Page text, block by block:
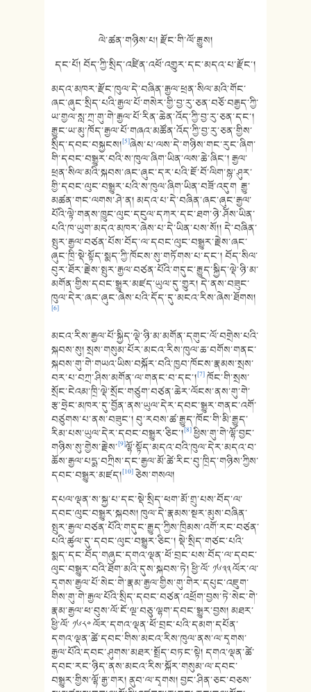
ལེ་ཚན་གཉིས་པ། རྫོང་གི་ལོ་རྒྱུས།
དང་པོ། བོད་ཀྱི་སྲིད་འཛིན་འཕོ་འགྱུར་དང་མདའ་པ་རྫོང་།
མདའ་མཁར་རྫོང་ཁུལ་དེ་བཞིན་རྒྱལ་ཕྲན་སིལ་མའི་གོང་
ཞང་ཞུང་སྲིད་པའི་རྒྱལ་པོ་གསེར་གྱི་བྱ་རུ་ཅན་བཅོ་བརྒྱད་ཀྱི་
ཡ་གྱལ་སླ་ཀྲ་གུ་གེ་རྒྱལ་པོ་རིན་ཆེན་འོད་ཀྱི་བྱ་རུ་ཅན་དང་།
རྒྱུང་ཡ་མུ་ཁོད་རྒྱལ་པོ་གཞའ་མཚོན་འོད་ཀྱི་བྱ་རུ་ཅན་གྱིས་
སྲིད་དབང་བསྐྱངས།[5]ཞེས་པ་ལས་དེ་གཉིས་གང་རུང་ཞིག་
གི་དབང་བསྒྱུར་བའི་ས་ཁུལ་ཞིག་ཡིན་ལས་ཆེ་ཞིང་། རྒྱལ་
ཕྲན་སིལ་མའི་སྐབས་ཞང་ཞུང་དར་པའི་ཇོ་བོ་ལིག་སྙ་ཤུར་
གྱི་དབང་ལུང་བསྒྱུར་པའི་ས་ཁུལ་ཞིག་ཡིན་བཟོ་འདུག རྒྱུ་
མཚན་གང་ལགས་ཤེ་ན། མདའ་པ་དེ་བཞིན་ཞང་ཞུང་རྒྱལ་
པོའི་ལྟེ་གནས་ཁྱུང་ལུང་དངུལ་དཀར་དང་ཐག་ཉེ་ཤོས་ཡིན་
པའི་ཁ་ཡུག་མདའ་མཁར་ཞེས་པ་དེ་ཡིན་པས་སོ།། དེ་བཞིན་
སྤུར་རྒྱལ་བཙན་པོས་བོད་ལ་དབང་ལུང་བསྒྱུར་རྗེས་ཞང་
ཞུང་ཁྲི་སྡེ་སྟོད་སྨད་ཀྱི་ཁོངས་སུ་གཏོགས་པ་དང་། བོད་སིལ་
བུར་ཐོར་རྗེས་སྤུར་རྒྱལ་བཙན་པོའི་གདུང་རྒྱུད་སྐྱིད་ལྡེ་ཉི་མ་
མགོན་གྱིས་དབང་སྒྱུར་མཛད་ཡུལ་དུ་གྱུར། དེ་ནས་བཟུང་
ཁུལ་དེར་ཞང་ཞུང་ཞེས་པའི་དོད་དུ་མངའ་རིས་ཞེས་ཐོགས།
[6]
མངའ་རིས་རྒྱལ་པོ་སྐྱིད་ལྡེ་ཉི་མ་མགོན་དགུང་ལོ་བགྲེས་པའི་
སྐབས་སུ། སྲས་གསུམ་པོར་མངའ་རིས་ཁུལ་ཆ་བགོས་གནང་
སྐབས་གུ་གེ་གཡའ་ཡིས་བསྐོར་བའི་ཁྱབ་ཁོངས་རྣམས་སྲས་
བར་པ་བཀྲ་ཤིས་མགོན་ལ་གནང་བ་དང་།[7]ཁོང་གི་སྲས་
སྲོང་ངེའམ་ཁྲི་ལྡེ་སྲོང་གཙུག་བཙན་ཆེར་ལོངས་ནས་གུ་གེ་
རྩ་ཧྲེང་མཁར་དུ་བྱོན་ནས་ཡུལ་དེར་དབང་སྒྱུར་གནང་འགོ་
བཙུགས་པ་ནས་བཟུང་། བུ་རབས་ཚ་རྒྱུད་ཁོང་གི་མི་རྒྱུད་
རིམ་པས་ཡུལ་དེར་དབང་བསྒྱུར་ཅིང་།[8]ཕྱིས་གུ་གེ་ལྷོ་བྱང་
གཉིས་སུ་གྱེས་རྗེས་[9]ལྷོ་སྟོད་མདའ་བའི་ཁུལ་དེར་མདའ་བ་
ཆོས་རྒྱལ་པདྨ་བཀྲིས་དང་རྒྱལ་མོ་ཚེ་རིང་བུ་ཁྲིད་གཉིས་ཀྱིས་
དབང་བསྒྱུར་མཛད།[10]ཅེས་གསལ།
དཔལ་ལྡན་ས་སྐྱ་པ་དང་སྡེ་སྲིད་ཕག་མོ་གྲུ་པས་བོད་ལ་
དབང་ལུང་བསྒྱུར་སྐབས། ཁུལ་དེ་རྣམས་སྔར་མུས་བཞིན་
སྤུར་རྒྱལ་བཙན་པོའི་གདུང་རྒྱུད་ཀྱིས་ཁྲིམས་འགོ་རང་བཙན་
པའི་ཚུལ་དུ་དབང་ལུང་བསྒྱུར་ཅིང་། སྡེ་སྲིད་གཙང་པའི་
སྨད་དང་བོད་གཞུང་དགའ་ལྡན་ཕོ་བྲང་པས་བོད་ལ་དབང་
ལུང་བསྒྱུར་བའི་ཐོག་མའི་དུས་སྐབས་ཏེ། ཕྱི་ལོ་ ༡༦༣༣ ལོར་ལ་
དྭགས་རྒྱལ་པོ་སེང་གེ་རྣམ་རྒྱལ་གྱིས་གུ་གེར་དཔུང་འཇུག་
གིས་གུ་གེ་རྒྱལ་པོའི་སྲིད་དབང་བཙན་འཕྲོག་བྱས་ཏེ་སེང་གེ་
རྣམ་རྒྱལ་ཕ་བུས་ལོ་ངོ་ལྔ་བཅུ་ལྷག་དབང་སྒྱུར་བྱས། མཐར་
ཕྱི་ལོ་ ༡༦༨༠ ལོར་དགའ་ལྡན་ཕོ་བྲང་པའི་དམག་དཔོན་
དགའ་ལྡན་ཚེ་དབང་གིས་མངའ་རིས་ཁུལ་ནས་ལ་དྭགས་
རྒྱལ་པོའི་དབང་ཤུགས་མཐར་སྤྲོད་བཏང་སྟེ། དགའ་ལྡན་ཚེ་
དབང་རང་ཉིད་ནས་མངའ་རིས་སྐོར་གསུམ་ལ་དབང་
བསྒྱུར་གྱིས་ལྷོ་རྒྱ་གར། ནུབ་ལ་དྭགས། བྱང་ཤིན་ཅང་བཅས་